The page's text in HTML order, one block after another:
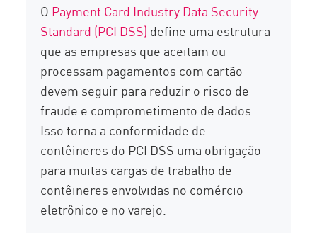
O Payment Card Industry Data Security
Standard (PCI DSS) define uma estrutura
que as empresas que aceitam ou
processam pagamentos com cartão
devem seguir para reduzir o risco de
fraude e comprometimento de dados.
Isso torna a conformidade de
contêineres do PCI DSS uma obrigação
para muitas cargas de trabalho de
contêineres envolvidas no comércio
eletrônico e no varejo.